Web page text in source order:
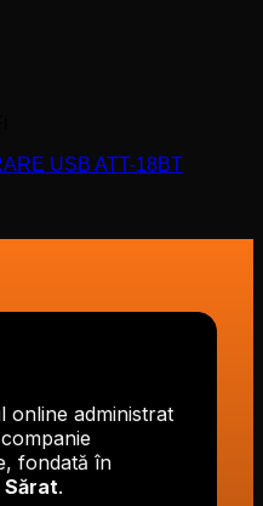
USB ATT-18BT
online administrat
fondată în
Sărat.